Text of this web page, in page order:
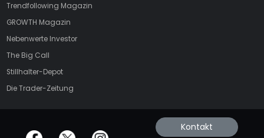
Trendfollowing Magazin
GROWTH Magazin
Nebenwerte Investor
The Big Call
Stillhalter-Depot
Die Trader-Zeitung
offizielle Social Media-Accounts Kontakt